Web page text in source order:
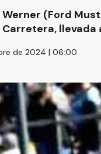
Werner (Ford
llevada
de 2024 | 06:00